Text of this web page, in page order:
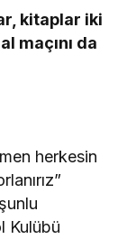
kitaplar iki
maçını da
herkesin
Kulübü